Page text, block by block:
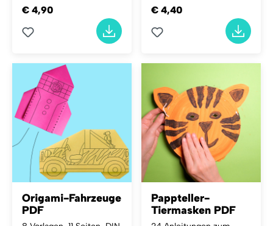
€ 4,90 € 4,40
Origami-Fahrzeuge
PDF
Pappteller-
Tiermasken PDF